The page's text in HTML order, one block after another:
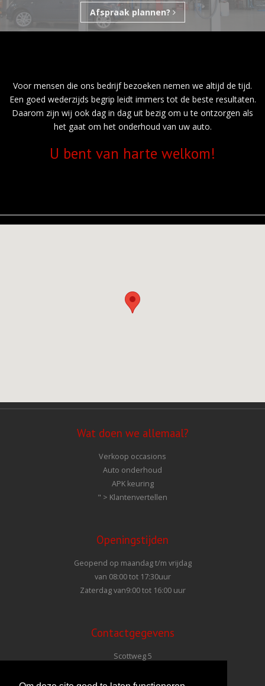
Afspraak plannen?
Voor mensen die ons bedrijf bezoeken nemen we altijd de tijd.
Een goed wederzijds begrip leidt immers tot de beste resultaten.
Daarom zijn wij ook dag in dag uit bezig om u te ontzorgen als
het gaat om het onderhoud van uw auto.
U bent van harte welkom!
Wat doen we allemaal?
Verkoop occasions
Auto onderhoud
APK keuring
" > Klantenvertellen
Openingstijden
Geopend op maandag t/m vrijdag
van 08:00 tot 17:30uur
Zaterdag van9:00 tot 16:00 uur
Contactgegevens
Scottweg 5
T0113 - 58 63 63